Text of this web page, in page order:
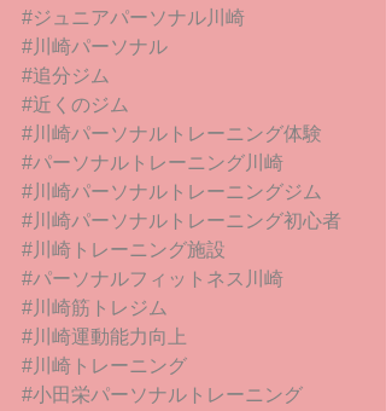
#ジュニアパーソナル川崎
#川崎パーソナル
#追分ジム
#近くのジム
#川崎パーソナルトレーニング体験
#パーソナルトレーニング川崎
#川崎パーソナルトレーニングジム
#川崎パーソナルトレーニング初心者
#川崎トレーニング施設
#パーソナルフィットネス川崎
#川崎筋トレジム
#川崎運動能力向上
#川崎トレーニング
#小田栄パーソナルトレーニング